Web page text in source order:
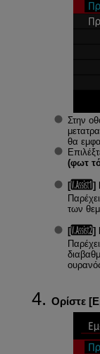
Στην
θα
(φωτ
[ ]
των
[ ]
Ορίστε [